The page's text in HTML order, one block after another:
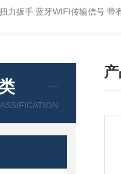
力扳手 蓝牙WIFI传输信号 带